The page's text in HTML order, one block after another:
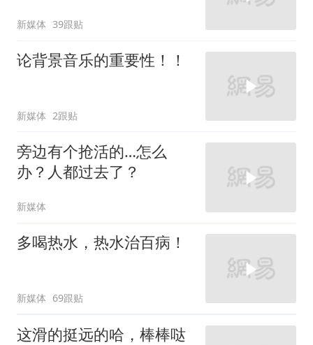
新媒体 39跟贴
论背景音乐的重要性！！
新媒体 2跟贴
旁边有个抢活的…怎么
办？人都过去了？
新媒体
多喝热水，热水治百病！
新媒体 69跟贴
这滑的挺远的哈，棒棒哒